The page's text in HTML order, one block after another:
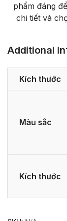
phẩm đáng
chi tiết và
Additional
Kích thước
Màu sắc
Kích thước